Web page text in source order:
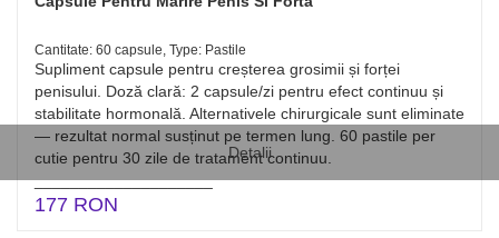
Detalii
Cantitate: 60 capsule, Type: Pastile
Supliment capsule pentru creșterea grosimii și forței
penisului. Doză clară: 2 capsule/zi pentru efect continuu și
stabilitate hormonală. Alternativele chirurgicale sunt eliminate
— rezultat normal susținut pe termen lung. 60 pastile per
cutie pentru 30 zile de tratament continuu.
____________________
177 RON